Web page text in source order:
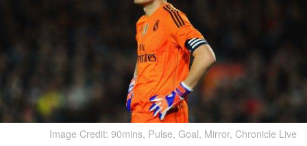
Image Credit: 90mins, Pulse, Goal, Mirror, Chronicle Live